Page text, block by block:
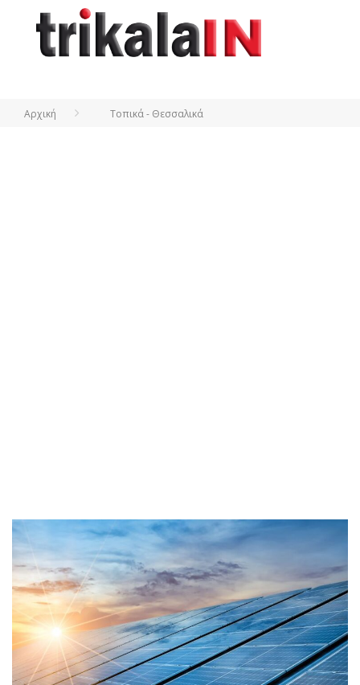
Αρχική Τοπικά - Θεσσαλικά